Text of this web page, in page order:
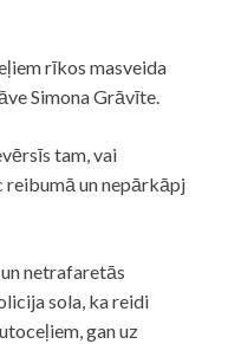
rīkos masveida
Simona Grāvīte.
tam, vai
un nepārkāpj
netrafaretās
sola, ka reidi
gan uz